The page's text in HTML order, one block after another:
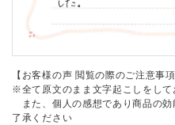
【お客様の声 閲覧の際のご注意事項
※全て原文のまま文字起こしをして
また、個人の感想であり商品の
了承ください